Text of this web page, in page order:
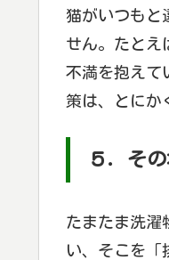
猫がいつもと
せん。たとえ
不満を抱えて
策は、とにか
５．そ
たまたま洗濯
い、そこを「